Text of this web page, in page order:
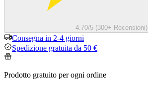
4.70/5 (300+ Recensioni)
Consegna in 2-4 giorni
Spedizione gratuita da 50 €
Prodotto gratuito per ogni ordine